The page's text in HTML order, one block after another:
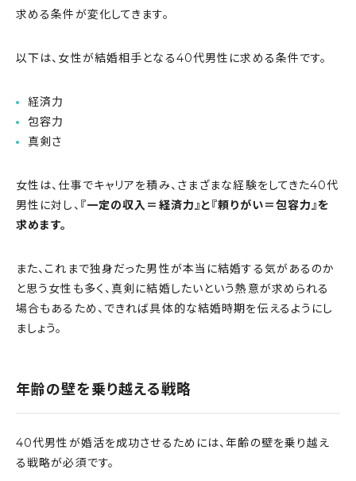
求める条件が変化してきます。
以下は、女性が結婚相手となる40代男性に求める条件です。
経済力
包容力
真剣さ
女性は、仕事でキャリアを積み、さまざまな経験をしてきた40代
男性に対し、 『一定の収入＝経済力』と『頼りがい＝包容力』を
求めます。
また、これまで独身だった男性が本当に結婚する気があるのか
と思う女性も多く、真剣に結婚したいという熱意が求められる
場合もあるため、できれば具体的な結婚時期を伝えるようにし
ましょう。
年齢の壁を乗り越える戦略
40代男性が婚活を成功させるためには、年齢の壁を乗り越え
る戦略が必須です。